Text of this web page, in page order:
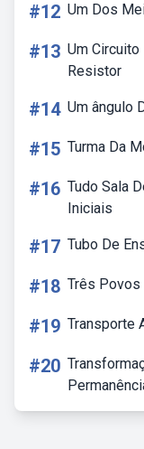
#12 Um Dos
#13 Um
Resistor
#14 Um ângulo
#15 Turma Da
#16 Tudo Sala
Iniciais
#17 Tubo De
#18 Três Povos
#19 Transporte
#20